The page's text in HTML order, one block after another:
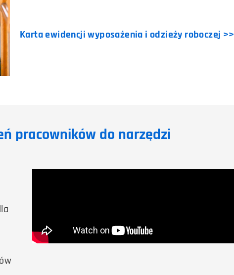
Karta ewidencji wyposażenia i odzieży roboczej >>
pracowników do narzędzi